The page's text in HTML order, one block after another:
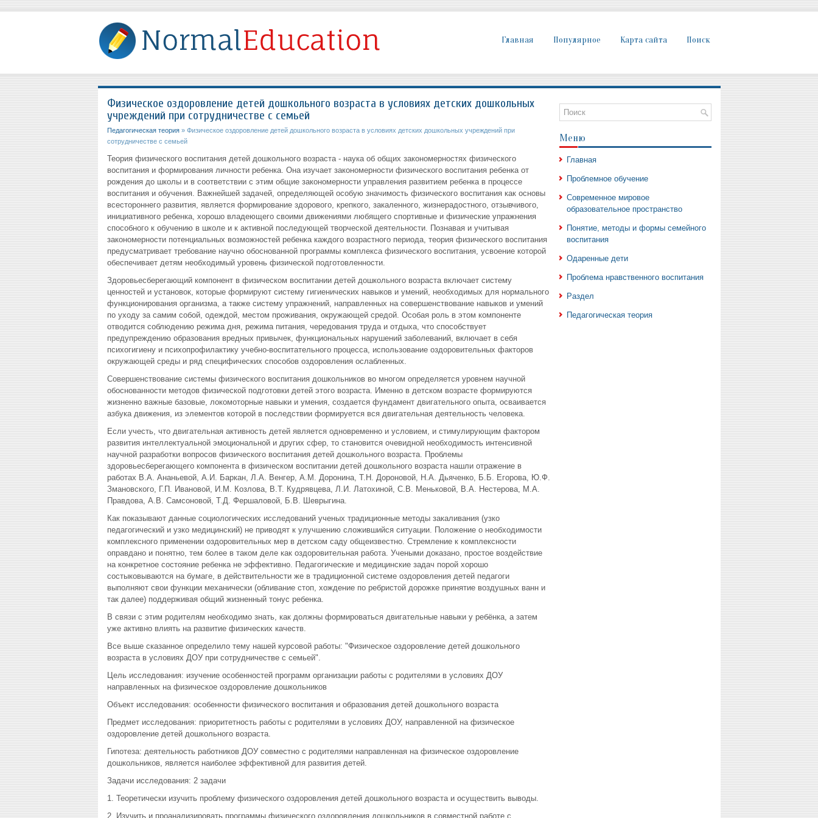
Главная Популярное Карта сайта Поиск
Физическое оздоровление детей дошкольного возраста в условиях детских дошкольных
учреждений при сотрудничестве с семьей
Педагогическая теория» Физическое оздоровление детей дошкольного возраста в условиях детских дошкольных учреждений при
сотрудничестве с семьей
Теория физического воспитания детей дошкольного возраста - наука об общих закономерностях физического
воспитания и формирования личности ребенка. Она изучает закономерности физического воспитания ребенка от
рождения до школы и в соответствии с этим общие закономерности управления развитием ребенка в процессе
воспитания и обучения. Важнейшей задачей, определяющей особую значимость физического воспитания как основы
всестороннего развития, является формирование здорового, крепкого, закаленного, жизнерадостного, отзывчивого,
инициативного ребенка, хорошо владеющего своими движениями любящего спортивные и физические упражнения
способного к обучению в школе и к активной последующей творческой деятельности. Познавая и учитывая
закономерности потенциальных возможностей ребенка каждого возрастного периода, теория физического воспитания
предусматривает требование научно обоснованной программы комплекса физического воспитания, усвоение которой
обеспечивает детям необходимый уровень физической подготовленности.
Здоровьесберегающий компонент в физическом воспитании детей дошкольного возраста включает систему
ценностей и установок, которые формируют систему гигиенических навыков и умений, необходимых для нормального
функционирования организма, а также систему упражнений, направленных на совершенствование навыков и умений
по уходу за самим собой, одеждой, местом проживания, окружающей средой. Особая роль в этом компоненте
отводится соблюдению режима дня, режима питания, чередования труда и отдыха, что способствует
предупреждению образования вредных привычек, функциональных нарушений заболеваний, включает в себя
психогигиену и психопрофилактику учебно-воспитательного процесса, использование оздоровительных факторов
окружающей среды и ряд специфических способов оздоровления ослабленных.
Совершенствование системы физического воспитания дошкольников во многом определяется уровнем научной
обоснованности методов физической подготовки детей этого возраста. Именно в детском возрасте формируются
жизненно важные базовые, локомоторные навыки и умения, создается фундамент двигательного опыта, осваивается
азбука движения, из элементов которой в последствии формируется вся двигательная деятельность человека.
Если учесть, что двигательная активность детей является одновременно и условием, и стимулирующим фактором
развития интеллектуальной эмоциональной и других сфер, то становится очевидной необходимость интенсивной
научной разработки вопросов физического воспитания детей дошкольного возраста. Проблемы
здоровьесберегающего компонента в физическом воспитании детей дошкольного возраста нашли отражение в
работах В.А. Ананьевой, А.И. Баркан, Л.А. Венгер, А.М. Доронина, Т.Н. Дороновой, Н.А. Дьяченко, Б.Б. Егорова, Ю.Ф.
Змановского, Г.П. Ивановой, И.М. Козлова, В.Т. Кудрявцева, Л.И. Латохиной, С.В. Меньковой, В.А. Нестерова, М.А.
Правдова, А.В. Самсоновой, Т.Д. Фершаловой, Б.В. Шеврыгина.
Как показывают данные социологических исследований ученых традиционные методы закаливания (узко
педагогический и узко медицинский) не приводят к улучшению сложившийся ситуации. Положение о необходимости
комплексного применении оздоровительных мер в детском саду общеизвестно. Стремление к комплексности
оправдано и понятно, тем более в таком деле как оздоровительная работа. Учеными доказано, простое воздействие
на конкретное состояние ребенка не эффективно. Педагогические и медицинские задач порой хорошо
состыковываются на бумаге, в действительности же в традиционной системе оздоровления детей педагоги
выполняют свои функции механически (обливание стоп, хождение по ребристой дорожке принятие воздушных ванн и
так далее) поддерживая общий жизненный тонус ребенка.
В связи с этим родителям необходимо знать, как должны формироваться двигательные навыки у ребёнка, а затем
уже активно влиять на развитие физических качеств.
Все выше сказанное определило тему нашей курсовой работы: "Физическое оздоровление детей дошкольного
возраста в условиях ДОУ при сотрудничестве с семьей".
Цель исследования: изучение особенностей программ организации работы с родителями в условиях ДОУ
направленных на физическое оздоровление дошкольников
Объект исследования: особенности физического воспитания и образования детей дошкольного возраста
Предмет исследования: приоритетность работы с родителями в условиях ДОУ, направленной на физическое
оздоровление детей дошкольного возраста.
Гипотеза: деятельность работников ДОУ совместно с родителями направленная на физическое оздоровление
дошкольников, является наиболее эффективной для развития детей.
Задачи исследования: 2 задачи
1. Теоретически изучить проблему физического оздоровления детей дошкольного возраста и осуществить выводы.
2. Изучить и проанализировать программы физического оздоровления дошкольников в совместной работе с
Меню
Главная
Проблемное обучение
Современное мировое
образовательное пространство
Понятие, методы и формы семейного
воспитания
Одаренные дети
Проблема нравственного воспитания
Раздел
Педагогическая теория